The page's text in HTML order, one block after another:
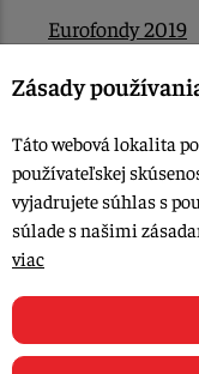
Eurofondy 2019
Eurofondy 2022/
Kontakt
© 2015-2026, LIANA
Upraviť nastavenia
Zásady
Táto webová lokalita
používateľskej
vyjadrujete súhlas s
súlade s našimi
viac